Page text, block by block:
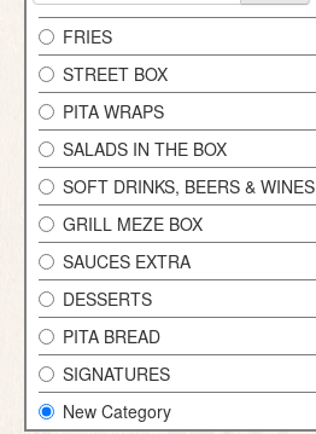
CONTACT
FRIES
STREET BOX
PITA WRAPS
SALADS IN THE BOX
SOFT DRINKS, BEERS & WINES
GRILL MEZE BOX
SAUCES EXTRA
DESSERTS
PITA BREAD
SIGNATURES
New Category